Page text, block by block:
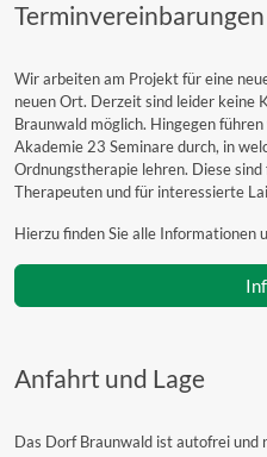
Terminvereinbarungen
Wir arbeiten am Projekt für eine
neuen Ort. Derzeit sind leider keine
Braunwald möglich. Hingegen
Akademie 23 Seminare durch, in
Ordnungstherapie lehren. Diese
Therapeuten und für interessierte
Hierzu finden Sie alle Informationen
Anfahrt und Lage
Das Dorf Braunwald ist autofrei und